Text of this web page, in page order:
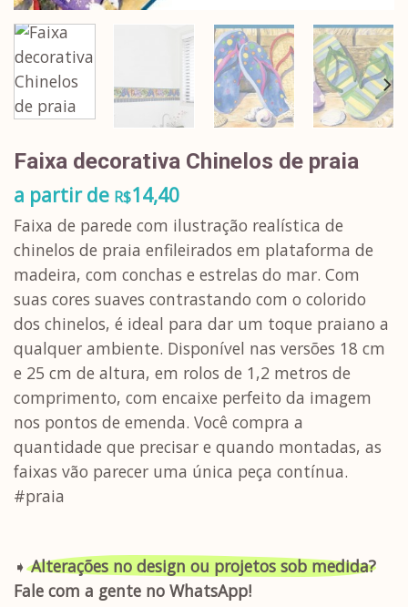
Faixa decorativa Chinelos de praia
a partir de R$14,40
Faixa de parede com ilustração realística de
chinelos de praia enfileirados em plataforma de
madeira, com conchas e estrelas do mar. Com
suas cores suaves contrastando com o colorido
dos chinelos, é ideal para dar um toque praiano a
qualquer ambiente. Disponível nas versões 18 cm
e 25 cm de altura, em rolos de 1,2 metros de
comprimento, com encaixe perfeito da imagem
nos pontos de emenda. Você compra a
quantidade que precisar e quando montadas, as
faixas vão parecer uma única peça contínua.
#praia
➧Alterações no design ou projetos sob medida?
Fale com a gente no WhatsApp!